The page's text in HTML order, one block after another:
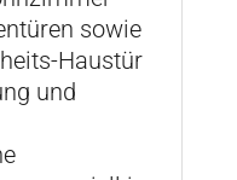
sowie
Haustür
und